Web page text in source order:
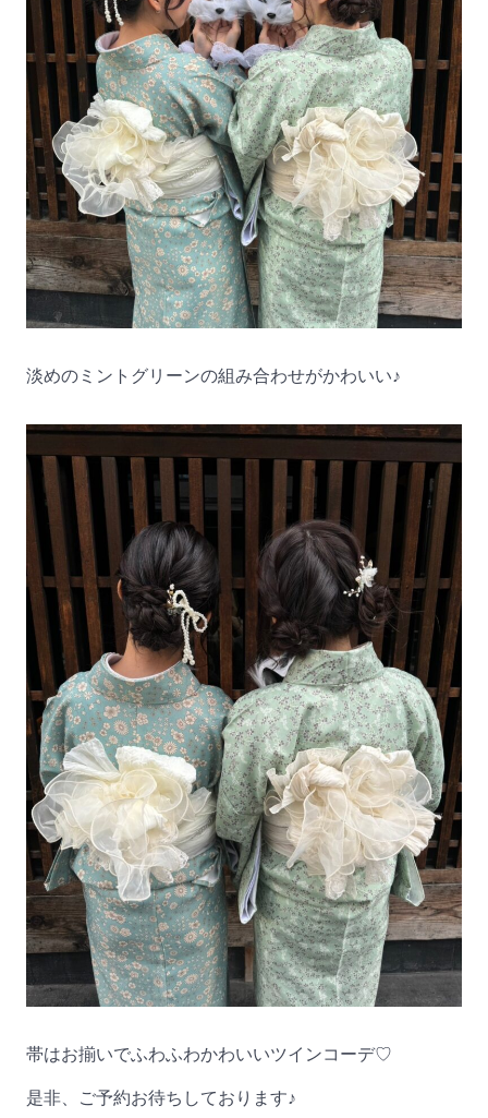
淡めのミントグリーンの組み合わせがかわいい♪
帯はお揃いでふわふわかわいいツインコーデ♡
是非、ご予約お待ちしております♪